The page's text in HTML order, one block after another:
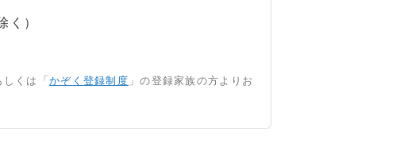
）
しくは「かぞく登録制度 」の登録家族の方よりお